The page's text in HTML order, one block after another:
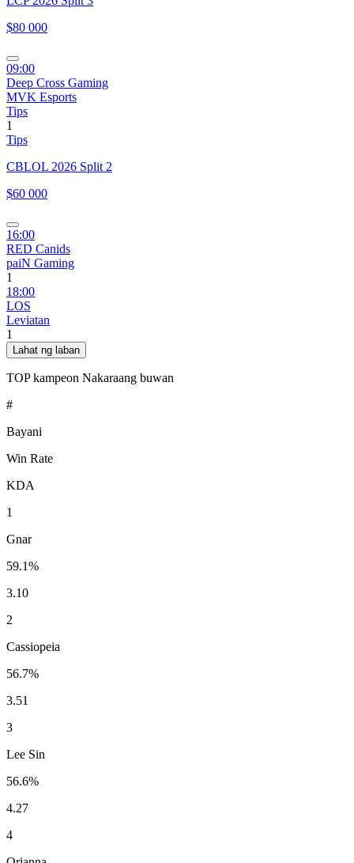
$80 000
09:00
Deep Cross Gaming
MVK Esports
Tips
1
Tips
CBLOL 2026 Split 2
$60 000
16:00
RED Canids
paiN Gaming
1
18:00
LOS
Leviatan
1
Lahat ng laban
TOP kampeon Nakaraang buwan
#
Bayani
Win Rate
KDA
1
Gnar
59.1%
3.10
2
Cassiopeia
56.7%
3.51
3
Lee Sin
56.6%
4.27
4